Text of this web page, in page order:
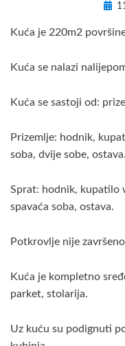
Kuća je 220m2
Kuća se nalazi
Kuća se sastoji od:
Prizemlje: hodnik,
soba, dvije sobe, ostava.
Sprat: hodnik, kupatilo
spavaća soba, ostava.
Potkrovlje nije
Kuća je kompletno
parket, stolarija.
Uz kuću su podignuti